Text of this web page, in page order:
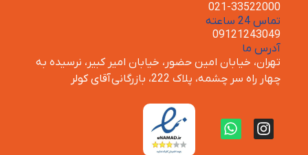
021-33522000
تماس 24 ساعته
09121243049
آدرس ما
تهران، خیابان امین حضور، خیابان امیر کبیر، نرسیده به
چهار راه سر چشمه، پلاک 222، بازرگانی
آقای کولر